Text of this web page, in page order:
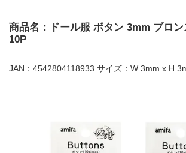
商品名：ドール服 ボタン 3mm ブロン
10P
JAN：4542804118933 サイズ：W 3mm x H